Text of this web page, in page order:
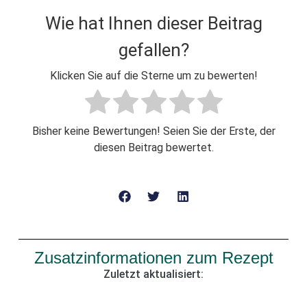
Wie hat Ihnen dieser Beitrag
gefallen?
Klicken Sie auf die Sterne um zu bewerten!
Bisher keine Bewertungen! Seien Sie der Erste, der
diesen Beitrag bewertet.
Zusatzinformationen zum Rezept
Zuletzt aktualisiert: